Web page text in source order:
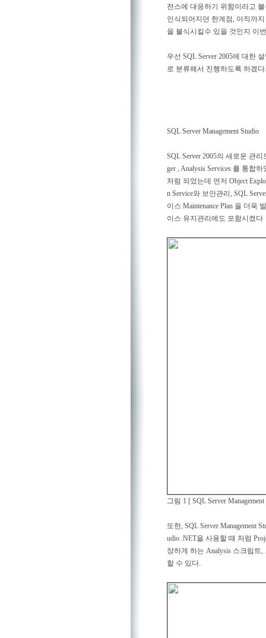
전스에 대응하기 위함이라고
인식되어지던 한계점, 아직까
을 불식시킬수 있을 것인지 이
우선 SQL Server 2005에 대한
로 분류해서 진행하도록 하겠
SQL Server Management Studio
SQL Server 2005의 새로운 관리
ger , Analysis Services 를 통합
처럼 되었는데 먼저 Object
n Service와 보안관리, SQL
이스 Maintenance Plan 을 더욱
이스 유지관리에도 포함시켰다
그림 1 [ SQL Server
또한, SQL Server Management
udio .NET을 사용할 때 처럼
장하게 하는 Analysis 스크립트
할 수 있다.